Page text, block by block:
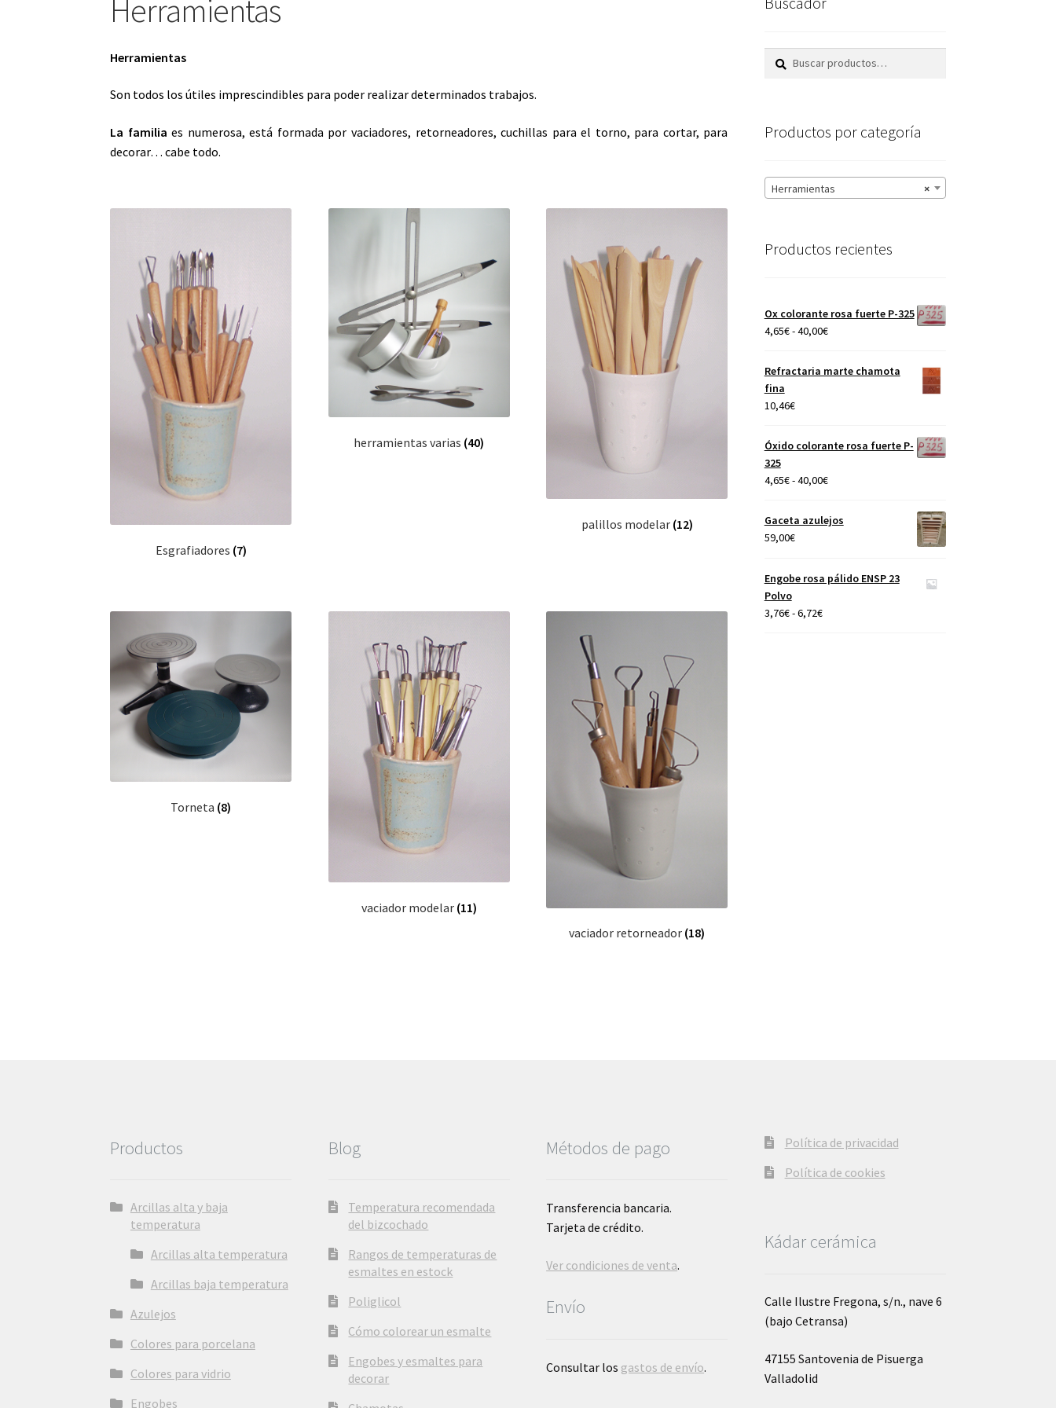
Herramientas
Herramientas
Son todos los útiles imprescindibles para poder realizar determinados trabajos.
La familiaes numerosa, está formada por vaciadores, retorneadores, cuchillas para el torno, para cortar, para
decorar… cabe todo.
Esgrafiadores (7)
herramientas varias (40)
palillos modelar (12)
Torneta (8)
vaciador modelar (11)
vaciador retorneador (18)
Buscar
Buscar
Productos por categoría
×
Herramientas
Productos recientes
Ox colorante rosa fuerte P-325
4,65€-40,00€Rango
precios:
Refractaria marte chamota
fina
10,46€
Óxido colorante rosa fuerte P-
325
4,65€-40,00€Rango
precios:
desde
40,00€
Gaceta azulejos
59,00€
Engobe rosa pálido ENSP 23
Polvo
3,76€-6,72€Rango
Productos
Arcillas alta y baja
temperatura
Arcillas alta temperatura
Arcillas baja temperatura
Azulejos
Colores para porcelana
Colores para vidrio
Engobes
Blog
Temperatura recomendada
del bizcochado
Rangos de temperaturas de
esmaltes en estock
Poliglicol
Cómo colorear un esmalte
Engobes y esmaltes para
decorar
Métodos de pago
Transferencia bancaria.
Tarjeta de crédito.
Ver condiciones de venta.
Envío
Consultar los gastos de envío.
Política de privacidad
Política de cookies
Kádar cerámica
Calle Ilustre Fregona, s/n., nave 6
(bajo Cetransa)
47155 Santovenia de Pisuerga
Valladolid